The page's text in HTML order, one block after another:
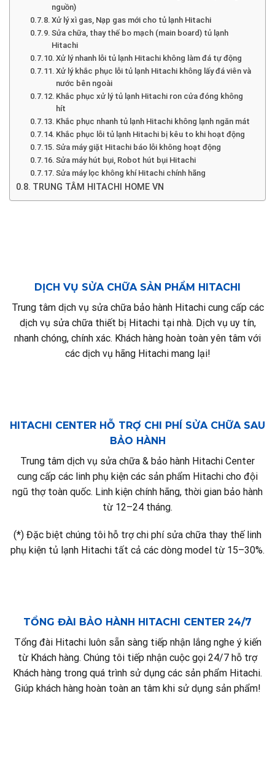
nguồn)
Xử lý xì gas, Nạp gas mới cho tủ lạnh Hitachi
Sửa chữa, thay thế bo mạch (main board) tủ lạnh
Hitachi
Xử lý nhanh lỗi tủ lạnh Hitachi không làm đá tự động
Xử lý khắc phục lỗi tủ lạnh Hitachi không lấy đá viên và
nước bên ngoài
Khắc phục xử lý tủ lạnh Hitachi ron cửa đóng không
hít
Khắc phục nhanh tủ lạnh Hitachi không lạnh ngăn mát
Khắc phục lỗi tủ lạnh Hitachi bị kêu to khi hoạt động
Sửa máy giặt Hitachi báo lỗi không hoạt động
Sửa máy hút bụi, Robot hút bụi Hitachi
Sửa máy lọc không khí Hitachi chính hãng
TRUNG TÂM HITACHI HOME VN
DỊCH VỤ SỬA CHỮA SẢN PHẨM HITACHI
Trung tâm dịch vụ sửa chữa bảo hành Hitachi cung cấp các
dịch vụ sửa chữa thiết bị Hitachi tại nhà. Dịch vụ uy tín,
nhanh chóng, chính xác. Khách hàng hoàn toàn yên tâm với
các dịch vụ hãng Hitachi mang lại!
HITACHI CENTER HỖ TRỢ CHI PHÍ SỬA CHỮA SAU
BẢO HÀNH
Trung tâm dịch vụ sửa chữa & bảo hành Hitachi Center
cung cấp các linh phụ kiện các sản phẩm Hitachi cho đội
ngũ thợ toàn quốc. Linh kiện chính hãng, thời gian bảo hành
từ 12–24 tháng.
(*) Đặc biệt chúng tôi hỗ trợ chi phí sửa chữa thay thế linh
phụ kiện tủ lạnh Hitachi tất cả các dòng model từ 15–30%.
TỔNG ĐÀI BẢO HÀNH HITACHI CENTER 24/7
Tổng đài Hitachi luôn sẵn sàng tiếp nhận lắng nghe ý kiến
từ Khách hàng. Chúng tôi tiếp nhận cuộc gọi 24/7 hỗ trợ
Khách hàng trong quá trình sử dụng các sản phẩm Hitachi.
Giúp khách hàng hoàn toàn an tâm khi sử dụng sản phẩm!